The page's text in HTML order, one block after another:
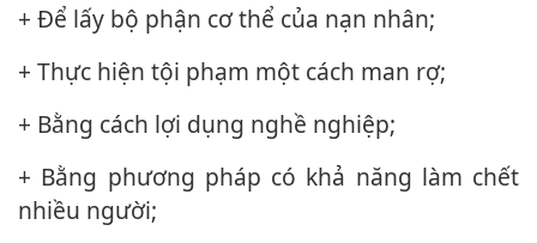
+ Để lấy bộ phận c‌ơ th‌ể của nạn nhân;
+ Thực hiện tội phạm một cách man rợ;
+ Bằng cách lợi dụng nghề nghiệp;
+ Bằng phương pháp có khả năng làm chết
nhiều người;